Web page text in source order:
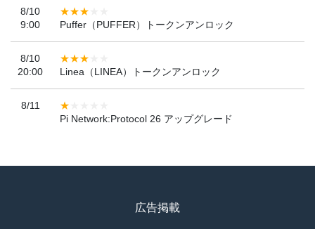
8/10
9:00
Puffer（PUFFER）トークンアンロック
8/10
20:00
Linea（LINEA）トークンアンロック
8/11
Pi Network:Protocol 26 アップグレード
広告掲載